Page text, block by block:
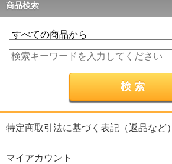
商品検索
特定商取引法に基づく表記（返品など）
マイアカウント